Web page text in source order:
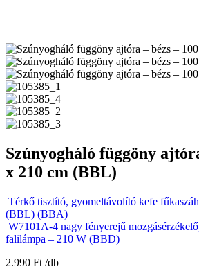
Szúnyogháló függöny
x 210 cm (BBL)
Térkő tisztító, gyomeltávolító kefe
(BBL) (BBA)
W7101A-4 nagy fényerejű
falilámpa – 210 W (BBD)
2.990 Ft